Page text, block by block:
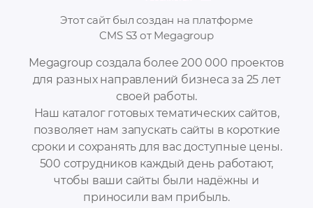
Megagroup создала более 200 000 проектов
для разных направлений бизнеса за 25 лет
своей работы.
Наш каталог готовых тематических сайтов,
позволяет нам запускать сайты в короткие
сроки и сохранять для вас доступные цены.
500 сотрудников каждый день работают,
чтобы ваши сайты были надёжны и
приносили вам прибыль.
Этот сайт был создан на платформе
CMS S3 от Megagroup